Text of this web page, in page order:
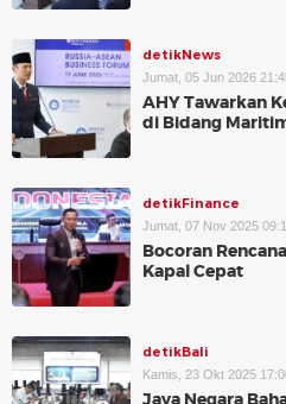
detikNews
Jumat, 05 Jun 2026
AHY Tawarkan
di Bidang
detikFinance
Jumat, 07 Nov 2025
Bocoran
Kapal Cepat
detikBali
Kamis, 23 Okt 2025
Jaya Negara